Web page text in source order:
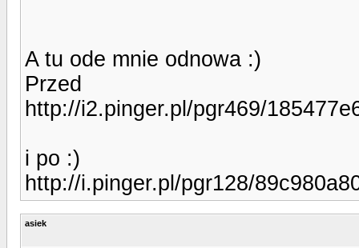
A tu ode mnie odnowa :)
Przed
http://i2.pinger.pl/pgr469/
i po :)
http://i.pinger.pl/pgr128/
asiek